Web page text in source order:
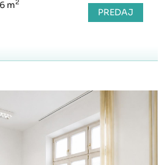
m2
PREDAJ